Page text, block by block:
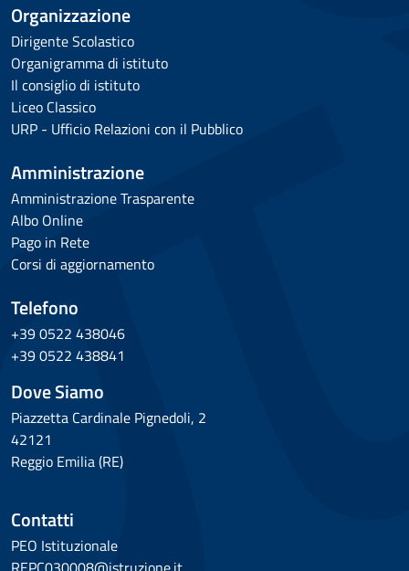
Organizzazione
Dirigente Scolastico
Organigramma di istituto
Il consiglio di istituto
Liceo Classico
URP - Ufficio Relazioni con il Pubblico
Amministrazione
Amministrazione Trasparente
Albo Online
Pago in Rete
Corsi di aggiornamento
Telefono
+39 0522 438046
+39 0522 438841
Dove Siamo
Piazzetta Cardinale Pignedoli, 2
42121
Reggio Emilia (RE)
Contatti
PEO Istituzionale